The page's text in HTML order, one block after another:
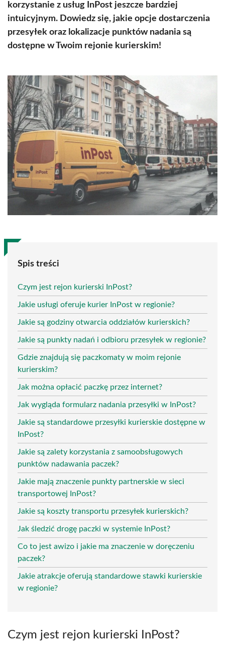
korzystanie z usług InPost jeszcze bardziej
intuicyjnym. Dowiedz się, jakie opcje dostarczenia
przesyłek oraz lokalizacje punktów nadania są
dostępne w Twoim rejonie kurierskim!
Spis treści
Czym jest rejon kurierski InPost?
Jakie usługi oferuje kurier InPost w regionie?
Jakie są godziny otwarcia oddziałów kurierskich?
Jakie są punkty nadań i odbioru przesyłek w regionie?
Gdzie znajdują się paczkomaty w moim rejonie
kurierskim?
Jak można opłacić paczkę przez internet?
Jak wygląda formularz nadania przesyłki w InPost?
Jakie są standardowe przesyłki kurierskie dostępne w
InPost?
Jakie są zalety korzystania z samoobsługowych
punktów nadawania paczek?
Jakie mają znaczenie punkty partnerskie w sieci
transportowej InPost?
Jakie są koszty transportu przesyłek kurierskich?
Jak śledzić drogę paczki w systemie InPost?
Co to jest awizo i jakie ma znaczenie w doręczeniu
paczek?
Jakie atrakcje oferują standardowe stawki kurierskie
w regionie?
Czym jest rejon kurierski InPost?